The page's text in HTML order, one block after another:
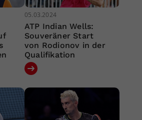
05.03.2024
ATP Indian Wells:
Souveräner Start
von Rodionov in der
Qualifikation